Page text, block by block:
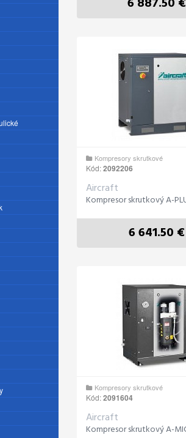
Kompresory skrutkové
Kód:2092206
Aircraft
6 641.50 €
Kompresory skrutkové
Kód:2091604
Aircraft